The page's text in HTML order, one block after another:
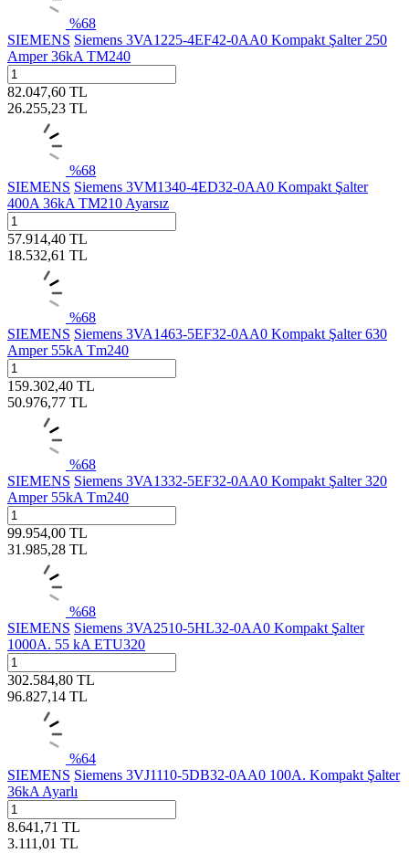
%68
SIEMENS Siemens 3VA1225-4EF42-0AA0 Kompakt Şalter 250
Amper 36kA TM240
82.047,60 TL
26.255,23 TL
%68
SIEMENS Siemens 3VM1340-4ED32-0AA0 Kompakt Şalter
400A 36kA TM210 Ayarsız
57.914,40 TL
18.532,61 TL
%68
SIEMENS Siemens 3VA1463-5EF32-0AA0 Kompakt Şalter 630
Amper 55kA Tm240
159.302,40 TL
50.976,77 TL
%68
SIEMENS Siemens 3VA1332-5EF32-0AA0 Kompakt Şalter 320
Amper 55kA Tm240
99.954,00 TL
31.985,28 TL
%68
SIEMENS Siemens 3VA2510-5HL32-0AA0 Kompakt Şalter
1000A. 55 kA ETU320
302.584,80 TL
96.827,14 TL
%64
SIEMENS Siemens 3VJ1110-5DB32-0AA0 100A. Kompakt Şalter
36kA Ayarlı
8.641,71 TL
3.111,01 TL